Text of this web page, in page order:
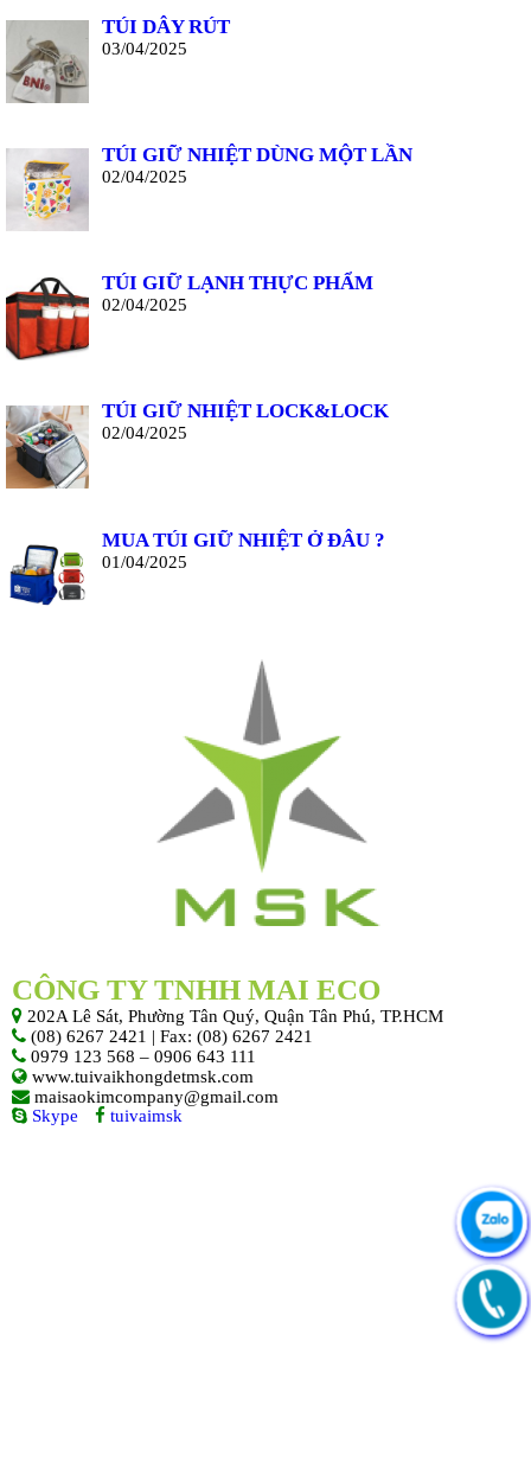
TÚI DÂY RÚT
03/04/2025
TÚI GIỮ NHIỆT DÙNG MỘT LẦN
02/04/2025
TÚI GIỮ LẠNH THỰC PHẨM
02/04/2025
TÚI GIỮ NHIỆT LOCK&LOCK
02/04/2025
MUA TÚI GIỮ NHIỆT Ở ĐÂU ?
01/04/2025
CÔNG TY TNHH MAI ECO
202A Lê Sát, Phường Tân Quý, Quận Tân Phú, TP.HCM
(08) 6267 2421 | Fax: (08) 6267 2421
0979 123 568 – 0906 643 111
www.tuivaikhongdetmsk.com
maisaokimcompany@gmail.com
Skype
tuivaimsk